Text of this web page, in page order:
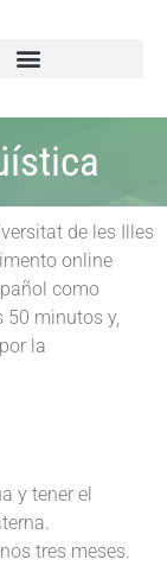
de les Illes
online
como
50 minutos y,
la
y tener el
tres meses.